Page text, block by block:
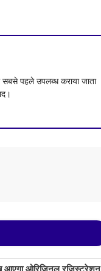
पहले उपलब्ध कराया जाता
आएगा ओरिजिनल रजिस्ट्रेशन